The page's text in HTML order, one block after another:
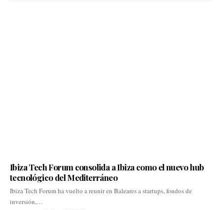
Ibiza Tech Forum consolida a Ibiza como el nuevo hub
tecnológico del Mediterráneo
Ibiza Tech Forum ha vuelto a reunir en Baleares a startups, fondos de
inversión,…